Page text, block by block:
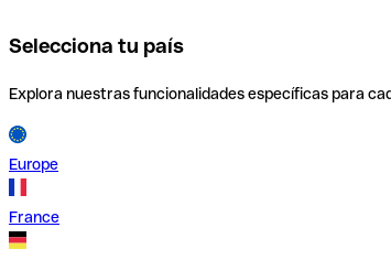
Selecciona tu país
Explora nuestras funcionalidades específicas para
Europe
France